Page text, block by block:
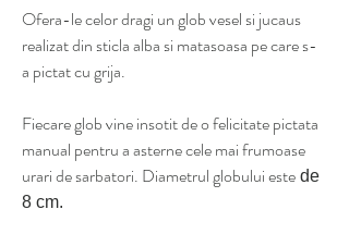
Ofera-le celor dragi un glob vesel si jucaus
realizat din sticla alba si matasoasa pe care s-
a pictat cu grija.
Fiecare glob vine insotit de o felicitate pictata
manual pentru a asterne cele mai frumoase
urari de sarbatori. Diametrul globului este de
8 cm.